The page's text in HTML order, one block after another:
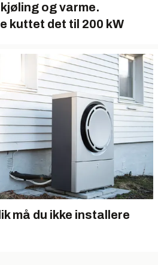
og varme.
kuttet det til 200 kW
må du ikke installere